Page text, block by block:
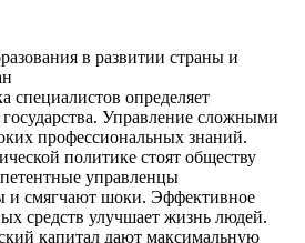
в развитии страны и
специалистов определяет
Управление сложными
профессиональных знаний.
политике стоят обществу
управленцы
и смягчают шоки. Эффективное
средств улучшает жизнь людей.
капитал дают максимальную